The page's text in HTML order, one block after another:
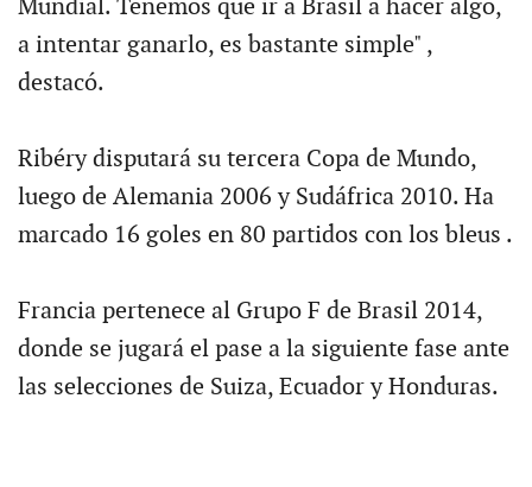
Mundial. Tenemos que ir a Brasil a hacer algo,
a intentar ganarlo, es bastante simple" ,
destacó.
Ribéry disputará su tercera Copa de Mundo,
luego de Alemania 2006 y Sudáfrica 2010. Ha
marcado 16 goles en 80 partidos con los bleus .
Francia pertenece al Grupo F de Brasil 2014,
donde se jugará el pase a la siguiente fase ante
las selecciones de Suiza, Ecuador y Honduras.